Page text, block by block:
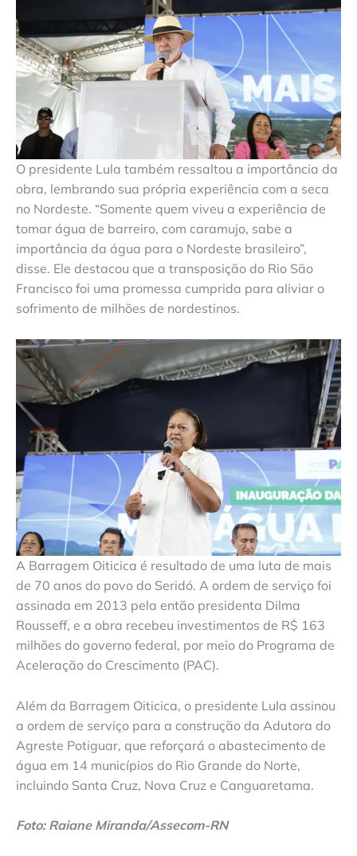
O presidente Lula também ressaltou a importância da
obra, lembrando sua própria experiência com a seca
no Nordeste. “Somente quem viveu a experiência de
tomar água de barreiro, com caramujo, sabe a
importância da água para o Nordeste brasileiro”,
disse. Ele destacou que a transposição do Rio São
Francisco foi uma promessa cumprida para aliviar o
sofrimento de milhões de nordestinos.
A Barragem Oiticica é resultado de uma luta de mais
de 70 anos do povo do Seridó. A ordem de serviço foi
assinada em 2013 pela então presidenta Dilma
Rousseff, e a obra recebeu investimentos de R$ 163
milhões do governo federal, por meio do Programa de
Aceleração do Crescimento (PAC).
Além da Barragem Oiticica, o presidente Lula assinou
a ordem de serviço para a construção da Adutora do
Agreste Potiguar, que reforçará o abastecimento de
água em 14 municípios do Rio Grande do Norte,
incluindo Santa Cruz, Nova Cruz e Canguaretama.
Foto: Raiane Miranda/Assecom-RN